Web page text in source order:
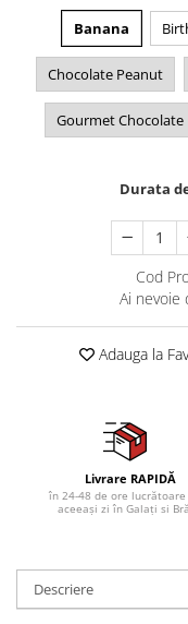
Banana
Chocolate Peanut
Gourmet Chocolate
Durata
Cod
Ai nevoie
Adauga la
Livrare RAPIDĂ
în 24-48 de ore
aceeași zi în Galați si
Descriere